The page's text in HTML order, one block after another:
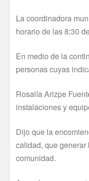
La coordinadora
horario de las 8:30
En medio de la
personas cuyas
Rosalía Arizpe
instalaciones y
Dijo que la
calidad, que
comunidad.